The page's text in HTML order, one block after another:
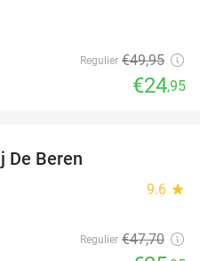
Regulier €49,95
€24,95
De Beren
9.6 star
Regulier €47,70